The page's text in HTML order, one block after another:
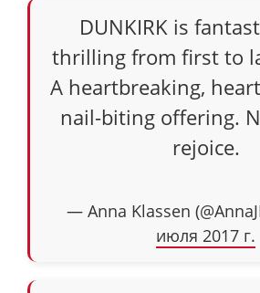
DUNKIRK is
thrilling from first to
A heartbreaking,
nail-biting offering.
rejoice.
— Anna Klassen
июля 2017 г.